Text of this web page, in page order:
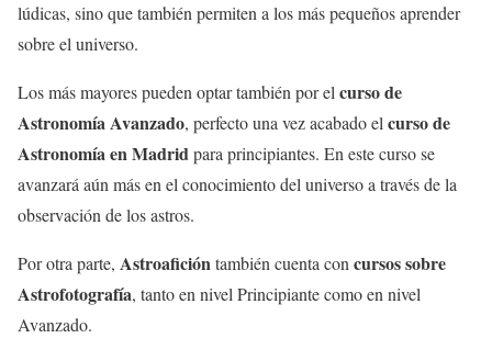
lúdicas, sino que también permiten a los más pequeños aprender
sobre el universo.
Los más mayores pueden optar también por el curso de
Astronomía Avanzado, perfecto una vez acabado el curso de
Astronomía en Madridpara principiantes. En este curso se
avanzará aún más en el conocimiento del universo a través de la
observación de los astros.
Por otra parte, Astroaficióntambién cuenta con cursos sobre
Astrofotografía, tanto en nivel Principiante como en nivel
Avanzado.